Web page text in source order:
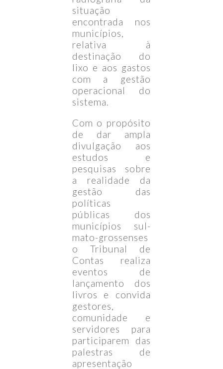
situação
encontrada nos
municípios,
relativa à
destinação do
lixo e aos gastos
com a gestão
operacional do
sistema.
Com o propósito
de dar ampla
divulgação aos
estudos e
pesquisas sobre
a realidade da
gestão das
políticas
públicas dos
municípios sul-
mato-grossenses
o Tribunal de
Contas realiza
eventos de
lançamento dos
livros e convida
gestores,
comunidade e
servidores para
participarem das
palestras de
apresentação